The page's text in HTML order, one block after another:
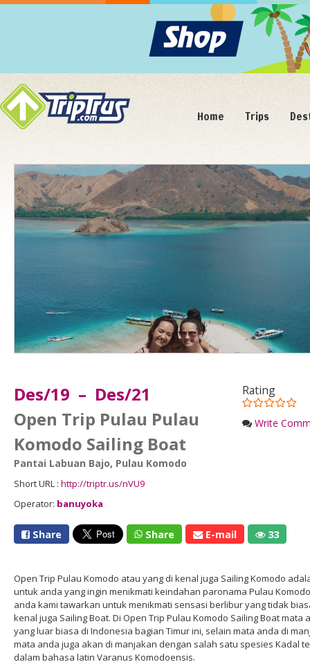
Home Trips
Rating
Write
Des/19 – Des/21
Open Trip Pulau Pulau
Komodo Sailing Boat
Pantai Labuan Bajo, Pulau Komodo
Short URL : http://triptr.us/nVU9
Operator: banuyoka
Share Share E-mail 33
Open Trip Pulau Komodo atau yang di kenal juga Sailing Komodo
untuk anda yang ingin menikmati keindahan paronama Pulau
anda kami tawarkan untuk menikmati sensasi berlibur yang tidak
kenal juga Sailing Boat. Di Open Trip Pulau Komodo Sailing Boat
yang luar biasa di Indonesia bagian Timur ini, selain mata anda di
mata anda juga akan di manjakan dengan salah satu spesies Kadal
dalam bahasa latin Varanus Komodoensis.